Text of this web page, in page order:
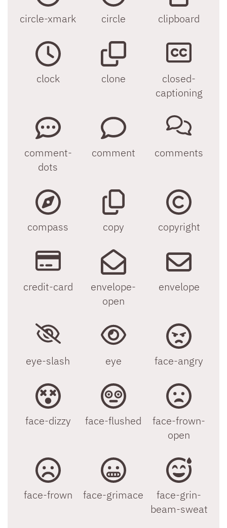
circle-xmark circle clipboard
clock clone
closed-
captioning
comment-
dots
comment comments
compass copy copyright
credit-card
envelope-
open
envelope
eye-slash eye face-angry
face-dizzy face-flushed
face-frown-
open
face-frown face-grimace
face-grin-
beam-sweat